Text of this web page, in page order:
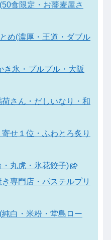
食限定・お蕎麦屋さ
め(濃厚・王道・ダブル
き氷・プルプル・大阪
さん・だしいなり・和
せ１位・ふわとろ炙り
丸虎・氷花餃子)
専門店・パステルプリ
白・米粉・堂島ロー